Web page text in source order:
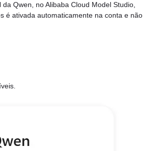
Qwen, no Alibaba Cloud Model Studio,
é ativada automaticamente na conta e não